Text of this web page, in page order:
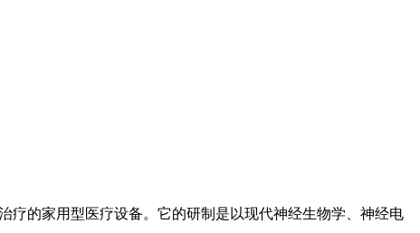
的家用型医疗设备。它的研制是以现代神经生物学、神经电